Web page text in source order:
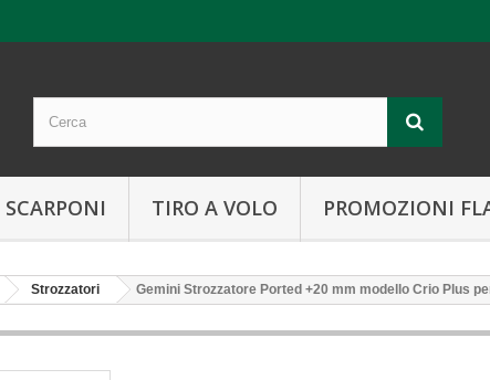
SCARPONI TIRO A VOLO PROMOZIONI
Strozzatori Gemini Strozzatore Ported +20 mm modello Crio Plus